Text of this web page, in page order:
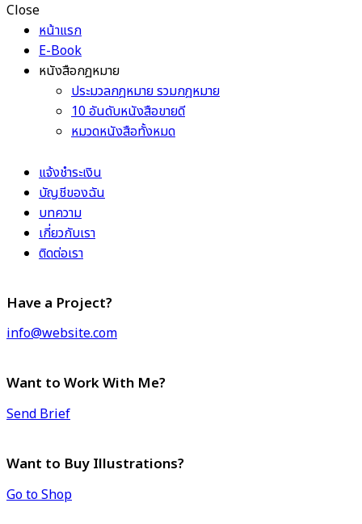
Close
หน้าแรก
E-Book
หนังสือกฎหมาย
ประมวลกฎหมาย รวมกฎหมาย
10 อันดับหนังสือขายดี
หมวดหนังสือทั้งหมด
แจ้งชำระเงิน
บัญชีของฉัน
บทความ
เกี่ยวกับเรา
ติดต่อเรา
Have a Project?
info@website.com
Want to Work With Me?
Send Brief
Want to Buy Illustrations?
Go to Shop